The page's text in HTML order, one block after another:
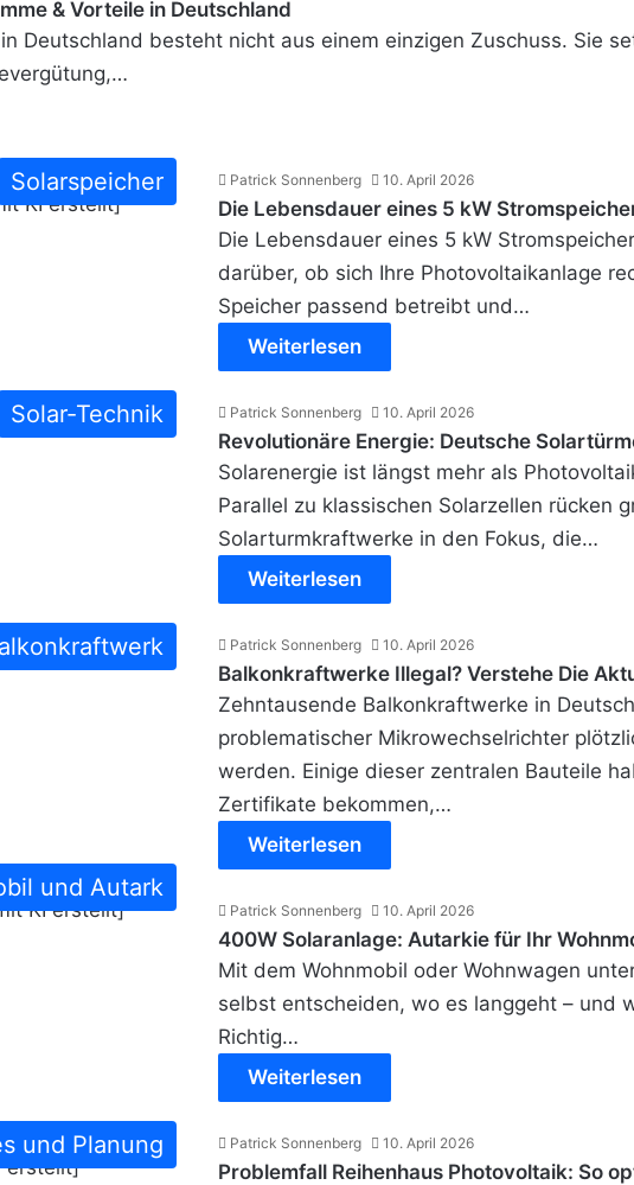
& Vorteile in Deutschland
Deutschland besteht nicht aus einem einzigen Zuschuss. Sie
Solarspeicher Patrick Sonnenberg 10. April 2026
Die Lebensdauer eines 5 kW
Die Lebensdauer eines 5 kW
darüber, ob sich Ihre Photovoltaikanlage
Speicher passend betreibt und…
Weiterlesen
Solar-Technik Patrick Sonnenberg 10. April 2026
Revolutionäre Energie: Deutsche
Solarenergie ist längst mehr als
Parallel zu klassischen Solarzellen rücken
Solarturmkraftwerke in den Fokus, die…
Weiterlesen
Patrick Sonnenberg 10. April 2026
Balkonkraftwerke Illegal? Verstehe Die
Zehntausende Balkonkraftwerke in
problematischer Mikrowechselrichter
werden. Einige dieser zentralen Bauteile
Zertifikate bekommen,…
Weiterlesen
und Autark
Patrick Sonnenberg 10. April 2026
400W Solaranlage: Autarkie für Ihr
Mit dem Wohnmobil oder Wohnwagen
selbst entscheiden, wo es langgeht – und
Richtig…
Weiterlesen
und Planung Patrick Sonnenberg 10. April 2026
Problemfall Reihenhaus Photovoltaik: So